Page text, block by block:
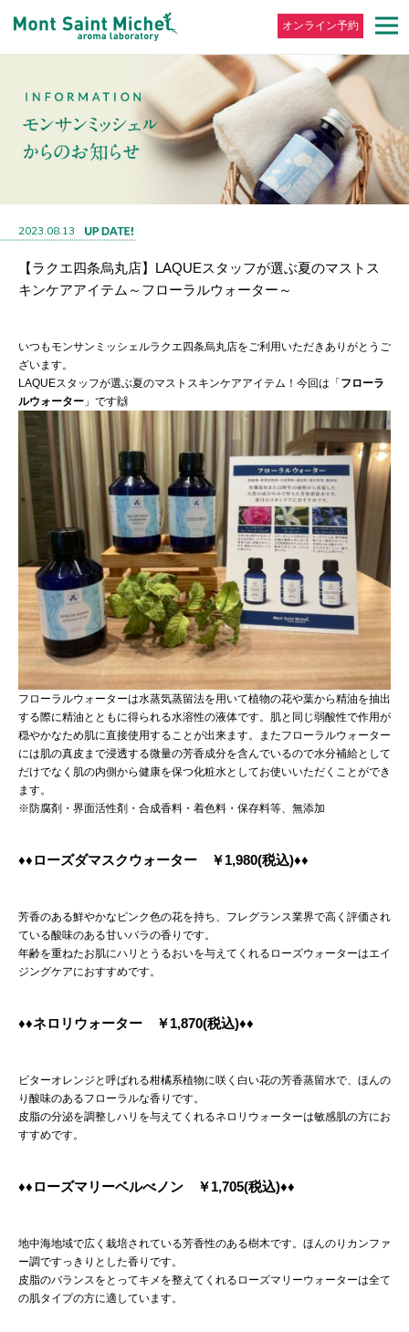
オンライン予約
2023.08.13
【ラクエ四条烏丸店】LAQUEスタッフが選ぶ夏のマストス
キンケアアイテム～フローラルウォーター～
いつもモンサンミッシェルラクエ四条烏丸店をご利用いただきありがとうご
ざいます。
LAQUEスタッフが選ぶ夏のマストスキンケアアイテム！今回は「フローラ
ルウォーター 」です🙌
フローラルウォーターは水蒸気蒸留法を用いて植物の花や葉から精油を抽出
する際に精油とともに得られる水溶性の液体です。肌と同じ弱酸性で作用が
穏やかなため肌に直接使用することが出来ます。またフローラルウォーター
には肌の真皮まで浸透する微量の芳香成分を含んでいるので水分補給として
だけでなく肌の内側から健康を保つ化粧水としてお使いいただくことができ
ます。
※防腐剤・界面活性剤・合成香料・着色料・保存料等、無添加
♦♦ローズダマスクウォーター ￥1,980(税込)♦♦
芳香のある鮮やかなピンク色の花を持ち、フレグランス業界で高く評価され
ている酸味のある甘いバラの香りです。
年齢を重ねたお肌にハリとうるおいを与えてくれるローズウォーターはエイ
ジングケアにおすすめです。
♦♦ネロリウォーター ￥1,870(税込)♦♦
ビターオレンジと呼ばれる柑橘系植物に咲く白い花の芳香蒸留水で、ほんの
り酸味のあるフローラルな香りです。
皮脂の分泌を調整しハリを与えてくれるネロリウォーターは敏感肌の方にお
すすめです。
♦♦ローズマリーベルべノン ￥1,705(税込)♦♦
地中海地域で広く栽培されている芳香性のある樹木です。ほんのりカンファ
ー調ですっきりとした香りです。
皮脂のバランスをとってキメを整えてくれるローズマリーウォーターは全て
の肌タイプの方に適しています。